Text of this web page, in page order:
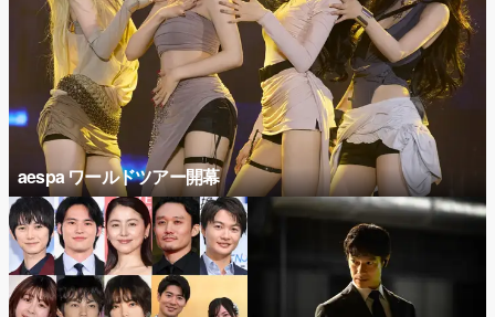
aespa ワールドツアー開幕